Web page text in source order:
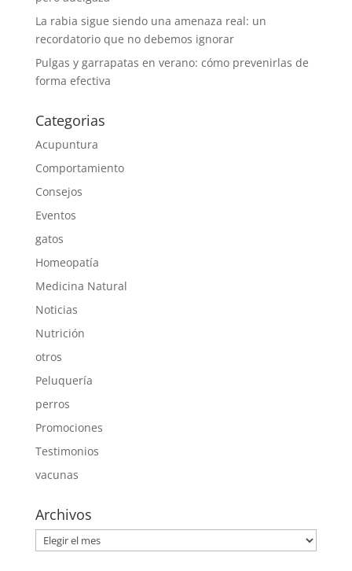
La rabia sigue siendo una amenaza real: un
recordatorio que no debemos ignorar
Pulgas y garrapatas en verano: cómo prevenirlas de
forma efectiva
Categorias
Acupuntura
Comportamiento
Consejos
Eventos
gatos
Homeopatía
Medicina Natural
Noticias
Nutrición
otros
Peluquería
perros
Promociones
Testimonios
vacunas
Archivos
Archivos